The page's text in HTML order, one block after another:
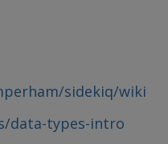
sidekiq/wiki
data-types-intro